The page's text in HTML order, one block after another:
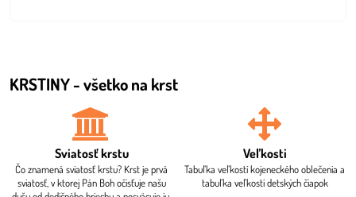
KRSTINY - všetko na krst
Sviatosť krstu
Čo znamená sviatosť krstu? Krst je prvá
sviatosť, v ktorej Pán Boh očisťuje našu
Veľkosti
Tabuľka veľkostí kojeneckého oblečenia a
tabuľka veľkostí detských čiapok